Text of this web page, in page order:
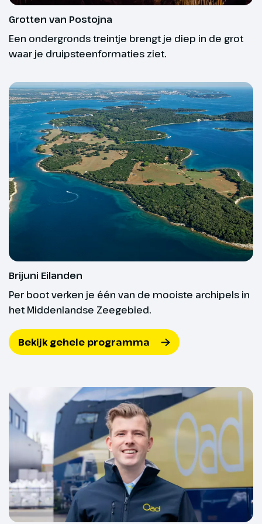
Grotten van Postojna
Een ondergronds treintje brengt je diep in de grot
waar je druipsteenformaties ziet.
Brijuni Eilanden
Per boot verken je één van de mooiste archipels in
het Middenlandse Zeegebied.
Bekijk gehele programma
Dag 4
Grotten van Postojna,
Predjama Castle
bijzondere grotten van Postojna.
Deze grotten behoren tot de
langste grottenstelsels ter
wereld. Een ondergronds treintje
brengt ons tot diep in de grot en
we zien fascinerende
indrukwekkende bezoek zien we
het legendarische Predjama
Castle. Al eeuwenlang hangt het
kasteel hier dramatisch tegen de
steile rotswand (optioneel).
Optioneel
Excursie Postojna en
Predjama